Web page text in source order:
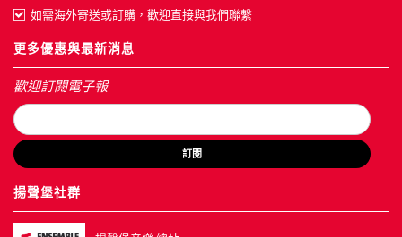
如需海外寄送或訂購，歡迎直接與我們聯繫
更多優惠與最新消息
歡迎訂閱電子報
訂閱
揚聲堡社群